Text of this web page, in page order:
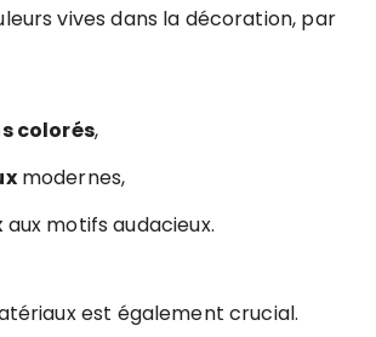
vives dans la décoration, par
colorés,
modernes,
aux motifs audacieux.
est également crucial.